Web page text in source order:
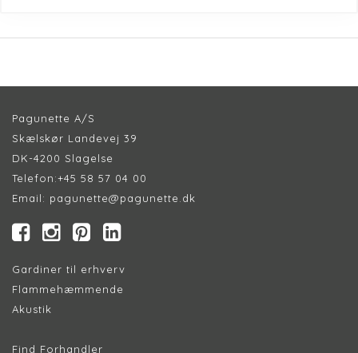
Pagunette A/S
Skælskør Landevej 39
DK-4200 Slagelse
Telefon:+45 58 57 04 00
Email: pagunette@pagunette.dk
Gardiner til erhverv
Flammehæmmende
Akustik
Find Forhandler